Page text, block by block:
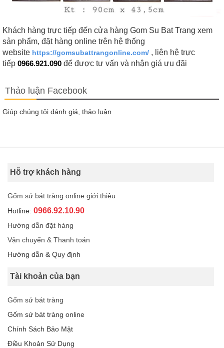
Khách hàng trực tiếp đến cửa hàng Gom Su Bat Trang xem
sản phẩm, đặt hàng online trên hệ thống
website https://gomsubattrangonline.com/ , liên hệ trực
tiếp 0966.921.090 để được tư vấn và nhận giá ưu đãi
Thảo luận Facebook
Giúp chúng tôi đánh giá, thảo luận
Hỗ trợ khách hàng
Gốm sứ bát tràng online giới thiệu
Hotline: 0966.92.10.90
Hướng dẫn đặt hàng
Vận chuyển & Thanh toán
Hướng dẫn & Quy định
Tài khoản của bạn
Gốm sứ bát tràng
Gốm sứ bát tràng online
Chính Sách Bảo Mật
Điều Khoản Sử Dụng